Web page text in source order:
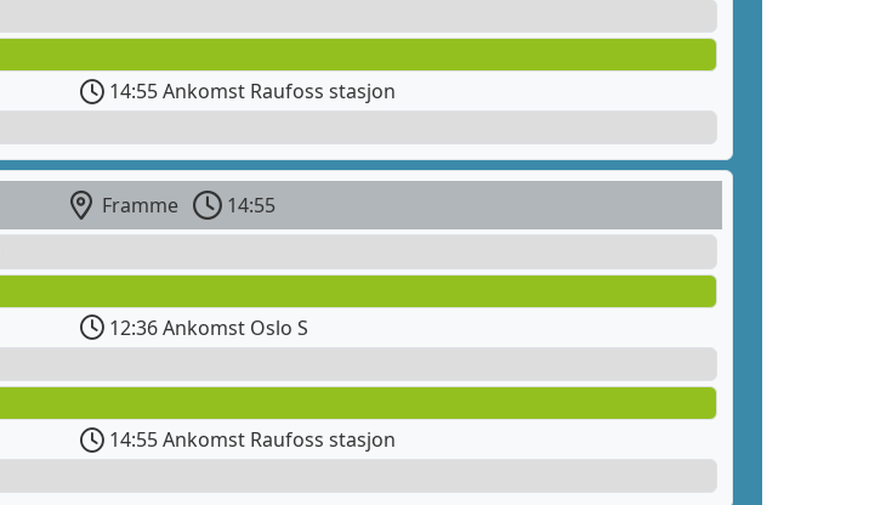
14:55 Ankomst Raufoss stasjon
Framme
14:55
12:36 Ankomst Oslo S
14:55 Ankomst Raufoss stasjon